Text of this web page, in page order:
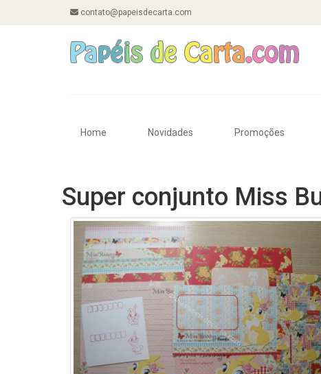
contato@papeisdecarta.com
Home Novidades Promoções
Super conjunto Miss